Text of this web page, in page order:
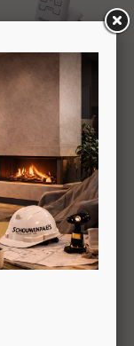
motor en
op één lijn